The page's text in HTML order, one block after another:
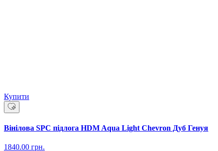
Купити
Вінілова SPC підлога HDM Aqua Light Chevron Дуб Генуя
1840.00 грн.